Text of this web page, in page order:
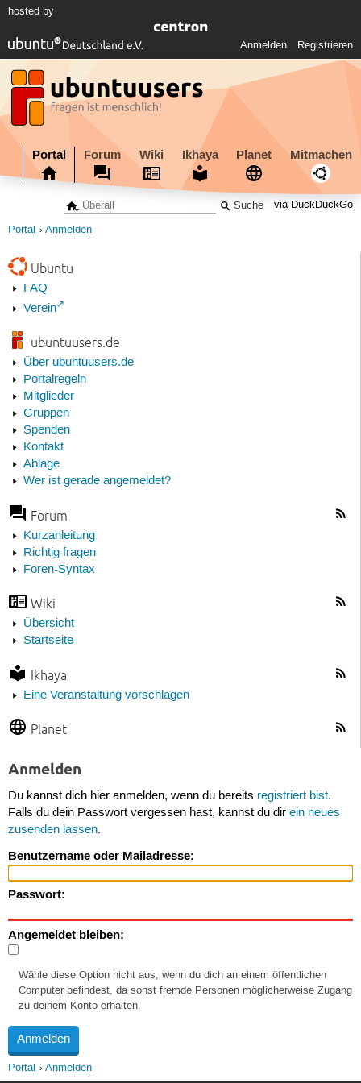
hosted by
Anmelden Registrieren
Portal Forum Wiki Ikhaya Planet Mitmachen
via DuckDuckGo
Portal Anmelden
Ubuntu
FAQ
Verein
ubuntuusers.de
Über ubuntuusers.de
Portalregeln
Mitglieder
Gruppen
Spenden
Kontakt
Ablage
Wer ist gerade angemeldet?
Forum
Kurzanleitung
Richtig fragen
Foren-Syntax
Wiki
Übersicht
Startseite
Ikhaya
Eine Veranstaltung vorschlagen
Planet
Anmelden
Du kannst dich hier anmelden, wenn du bereits registriert bist.
Falls du dein Passwort vergessen hast, kannst du dir ein neues
zusenden lassen.
Benutzername oder Mailadresse:
Passwort:
Angemeldet bleiben:
Wähle diese Option nicht aus, wenn du dich an einem öffentlichen
Computer befindest, da sonst fremde Personen möglicherweise Zugang
zu deinem Konto erhalten.
Portal Anmelden